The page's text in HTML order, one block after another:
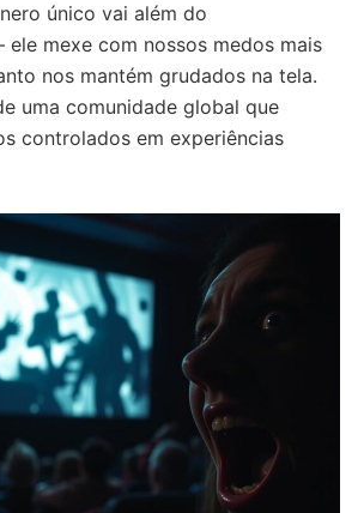
único vai além do
ele mexe com nossos medos mais
nos mantém grudados na tela.
uma comunidade global que
controlados em experiências